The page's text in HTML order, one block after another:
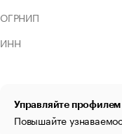
ОГРНИП
ИНН
Управляйте
Повышайте